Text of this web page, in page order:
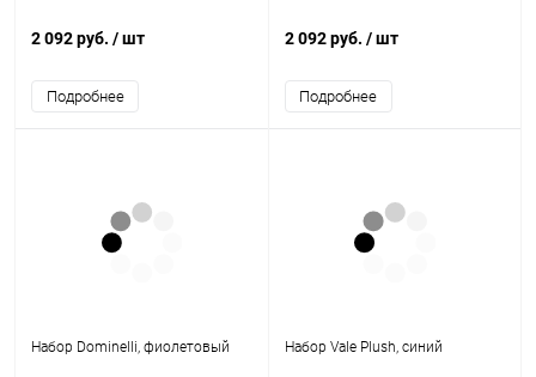
2 092 руб. / шт
Подробнее
2 092 руб. / шт
Подробнее
Набор Dominelli, фиолетовый Набор Vale Plush, синий